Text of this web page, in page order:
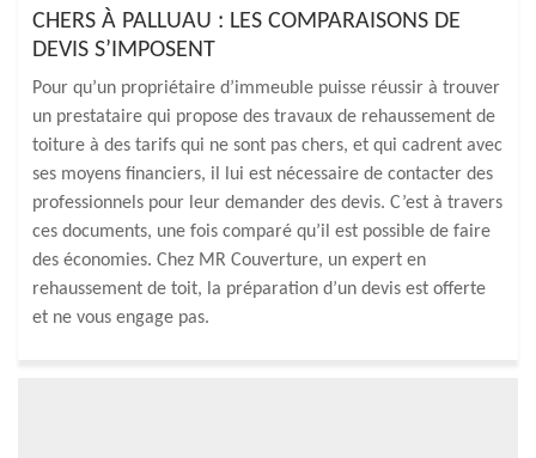
CHERS À PALLUAU : LES COMPARAISONS DE
DEVIS S’IMPOSENT
Pour qu’un propriétaire d’immeuble puisse réussir à trouver
un prestataire qui propose des travaux de rehaussement de
toiture à des tarifs qui ne sont pas chers, et qui cadrent avec
ses moyens financiers, il lui est nécessaire de contacter des
professionnels pour leur demander des devis. C’est à travers
ces documents, une fois comparé qu’il est possible de faire
des économies. Chez MR Couverture, un expert en
rehaussement de toit, la préparation d’un devis est offerte
et ne vous engage pas.